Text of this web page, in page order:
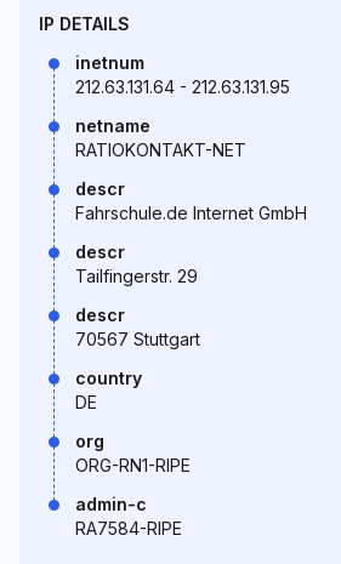
IP DETAILS
inetnum
212.63.131.64 - 212.63.131.95
netname
RATIOKONTAKT-NET
descr
Fahrschule.de Internet GmbH
descr
Tailfingerstr. 29
descr
70567 Stuttgart
country
DE
org
ORG-RN1-RIPE
admin-c
RA7584-RIPE